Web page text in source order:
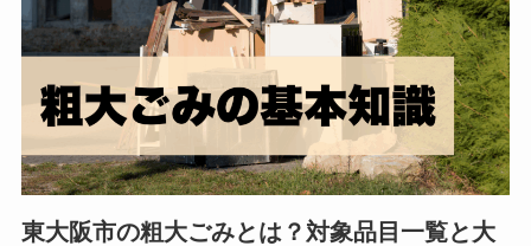
東大阪市の粗大ごみとは？対象品目一覧と大